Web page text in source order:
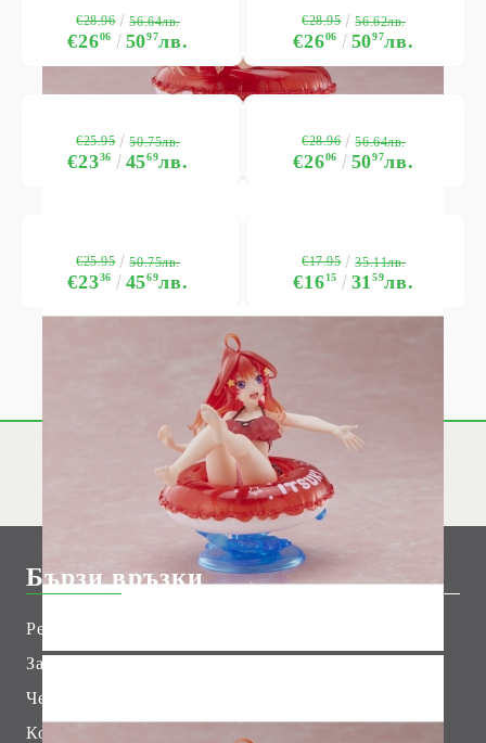
€2606 5097лв.
€28.96 56.64лв.
€2606 5097лв.
€28.95 56.62лв.
€2336 4569лв.
€25.95 50.75лв.
€2606 5097лв.
€28.96 56.64лв.
€2336 4569лв.
€25.95 50.75лв.
€1615 3159лв.
€17.95 35.11лв.
Бързи връзки
Рекламации
За Нас
Чести Въпроси
Контакт